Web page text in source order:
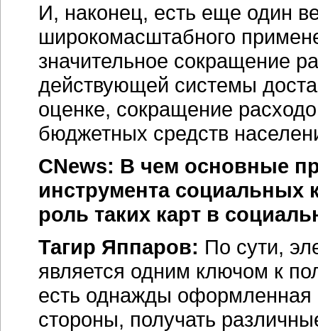
И, наконец, есть еще один
широкомасштабного
значительное сокращение
действующей системы
оценке, сокращение
бюджетных средств
CNews: В чем основные
инструмента социальных
роль таких карт в
Тагир Яппаров: По сути,
является одним ключом к
есть однажды оформленная
стороны, получать